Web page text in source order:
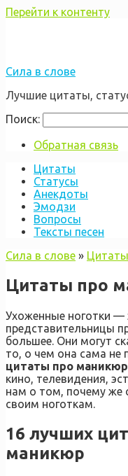
Перейти к контенту
Сила в слове
Лучшие цитаты,
Поиск:
Обратная связь
Цитаты
Статусы
Анекдоты
Эмодзи
Вопросы
Тексты песен
Сила в слове » Цитаты
Цитаты про
Ухоженные ноготки —
представительницы
большее. Они могут
то, о чем она сама не
цитаты про маникюр
кино, телевидения,
нам о том, почему же
своим ноготкам.
16 лучших
маникюр